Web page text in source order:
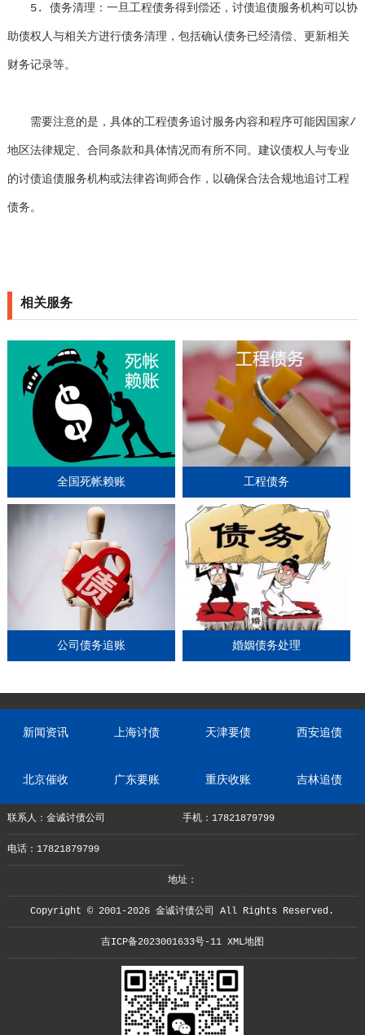
5. 债务清理：一旦工程债务得到偿还，讨债追债服务机构可以协
助债权人与相关方进行债务清理，包括确认债务已经清偿、更新相关
财务记录等。
需要注意的是，具体的工程债务追讨服务内容和程序可能因国家/
地区法律规定、合同条款和具体情况而有所不同。建议债权人与专业
的讨债追债服务机构或法律咨询师合作，以确保合法合规地追讨工程
债务。
相关服务
全国死帐赖账 工程债务
公司债务追账 婚姻债务处理
新闻资讯 上海讨债 天津要债 西安追债
北京催收 广东要账 重庆收账 吉林追债
联系人：金诚讨债公司 手机：17821879799
电话：17821879799
地址：
Copyright © 2001-2026 金诚讨债公司 All Rights Reserved.
吉ICP备2023001633号-11 XML地图